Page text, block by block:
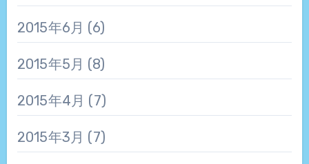
2015年6月 (6)
2015年5月 (8)
2015年4月 (7)
2015年3月 (7)